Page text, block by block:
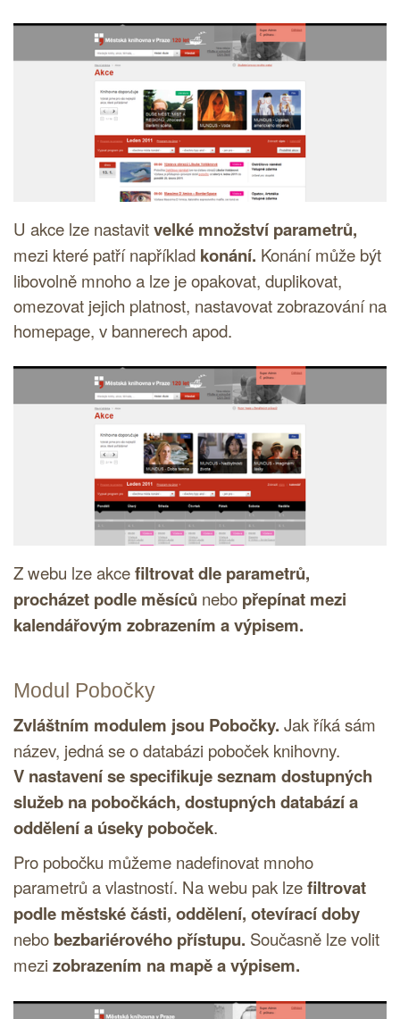
U akce lze nastavitvelké množství parametrů,
mezi které patří například konání. Konání může být
libovolně mnoho a lze je opakovat, duplikovat,
omezovat jejich platnost, nastavovat zobrazování na
homepage, v bannerech apod.
Z webu lze akcefiltrovat dle parametrů,
procházet podle měsíců nebo přepínat mezi
kalendářovým zobrazením a výpisem.
Modul Pobočky
Zvláštním modulem jsou Pobočky. Jak říká sám
název, jedná se o databázi poboček knihovny.
V nastavení se specifikuje seznam dostupných
služeb na pobočkách, dostupných databází a
oddělení a úseky poboček.
Pro pobočku můžeme nadefinovat mnoho
parametrů a vlastností. Na webu pak lzefiltrovat
podle městské části, oddělení, otevírací doby
nebo bezbariérového přístupu. Současně lze volit
mezi zobrazením na mapě a výpisem.